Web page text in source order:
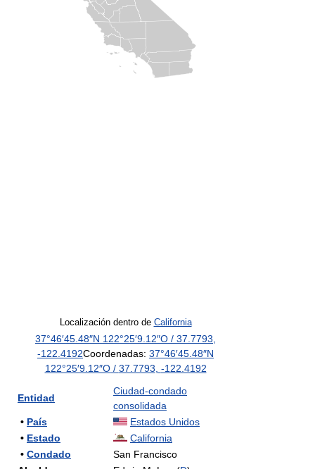
Localización dentro de California
37°46′45.48″N 122°25′9.12″O / 37.7793
-122.4192Coordenadas: 37°46′45.48″N
122°25′9.12″O/ 37.7793 -122.4192
Entidad
Ciudad-condado
consolidada
• País
Estados Unidos
• Estado
California
• Condado
San Francisco